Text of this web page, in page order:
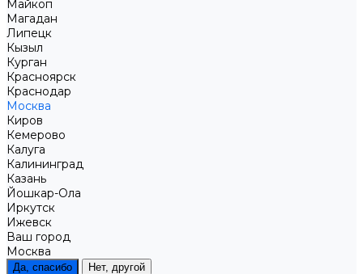
Майкоп
Магадан
Липецк
Кызыл
Курган
Красноярск
Краснодар
Москва
Киров
Кемерово
Калуга
Калининград
Казань
Йошкар-Ола
Иркутск
Ижевск
Ваш город
Москва
Да, спасибо Нет, другой